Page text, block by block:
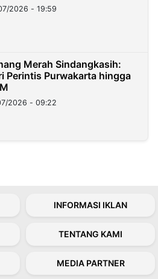
2026 - 19:59
Merah Sindangkasih:
Perintis Purwakarta hingga
2026 - 09:22
INFORMASI IKLAN
TENTANG KAMI
MEDIA PARTNER